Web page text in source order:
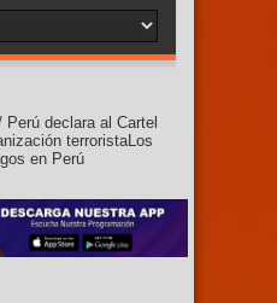
Perú declara al Cartel
terroristaLos
en Perú